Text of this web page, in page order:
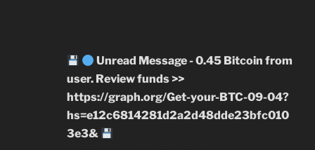
Unread Message - 0.45 Bitcoin from
user. Review funds >>
https://graph.org/Get-your-BTC-09-04?
hs=e12c6814281d2a2d48dde23bfc010
3e3&